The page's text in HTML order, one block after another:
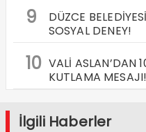
9
DÜZCE
SOSYAL DENEY!
10 VALİ ASLAN’DAN
KUTLAMA MESAJI!
İlgili Haberler